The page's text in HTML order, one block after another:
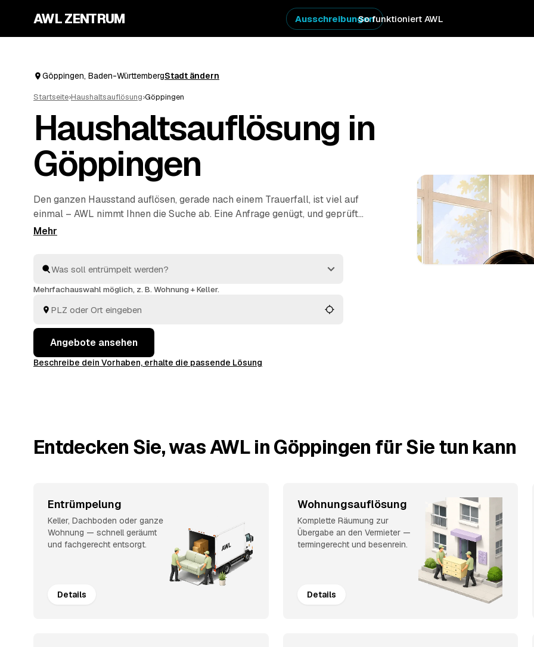
AWL ZENTRUM So funktioniert AWL
Ausschreibungen
Göppingen, Baden-WürttembergStadt ändern
Startseite›Haushaltsauflösung›Göppingen
Haushaltsauflösung in
Göppingen
Den ganzen Hausstand auflösen, gerade nach einem Trauerfall, ist viel auf
einmal – AWL nimmt Ihnen die Suche ab. Eine Anfrage genügt, und geprüfte
Anbieter aus Göppingen und
Wertvolles wird angerechnet und senkt Ihre Kosten. So behalten Sie den
Überblick, ohne jedem Betrieb einzeln hinterherzulaufen.
Mehrfachauswahl möglich, z. B. Wohnung + Keller.
Angebote ansehen
Beschreibe dein Vorhaben, erhalte die passende Lösung
Entdecken Sie, was AWL in Göppingen für Sie tun kann
Entrümpelung
Keller, Dachboden oder ganze
Wohnung — schnell geräumt
und fachgerecht entsorgt.
Details
Wohnungsauflösung
Komplette Räumung zur
Übergabe an den Vermieter —
termingerecht und besenrein.
Details